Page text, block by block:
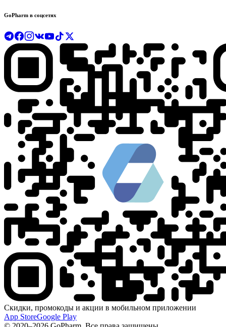
GoPharm в соцсетях
Скидки, промокоды и акции в мобильном приложении
App StoreGoogle Play